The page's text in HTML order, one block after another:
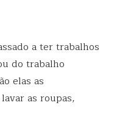
a ter trabalhos
do trabalho
elas as
as roupas,